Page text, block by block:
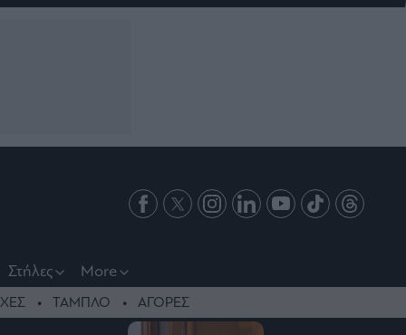
Στήλες More
ΤΑΜΠΛΟ ΑΓΟΡΕΣ